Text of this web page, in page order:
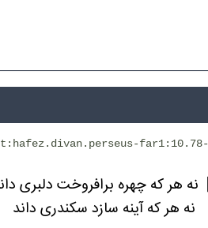
far1:10.78-
نه هرکه چهره برافروخت دلبری
نه هرکهآینه سازد سکندری داند